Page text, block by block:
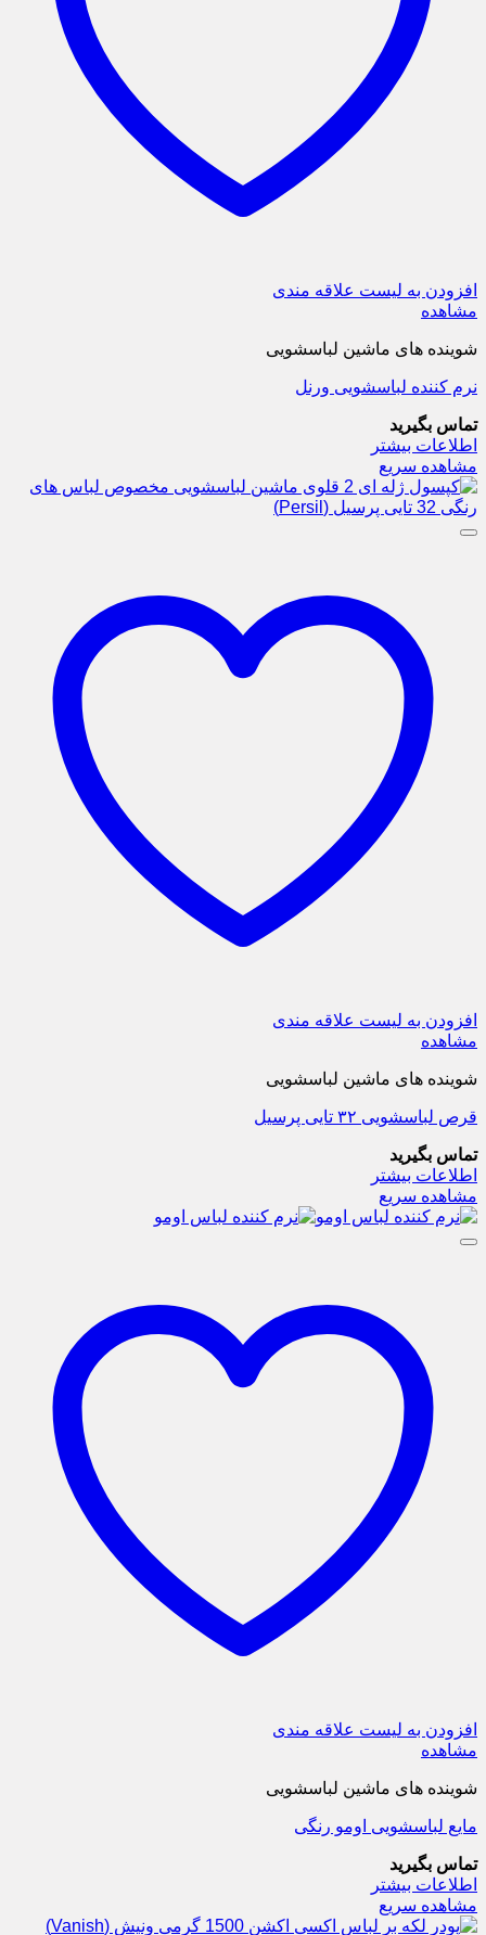
افزودن به لیست علاقه مندی
مشاهده
شوینده های ماشین لباسشویی
نرم کننده لباسشویی ورنل
تماس بگیرید
اطلاعات بیشتر
مشاهده سریع
افزودن به لیست علاقه مندی
مشاهده
شوینده های ماشین لباسشویی
قرص لباسشویی ۳۲ تایی پرسیل
تماس بگیرید
اطلاعات بیشتر
مشاهده سریع
افزودن به لیست علاقه مندی
مشاهده
شوینده های ماشین لباسشویی
مایع لباسشویی اومو رنگی
تماس بگیرید
اطلاعات بیشتر
مشاهده سریع